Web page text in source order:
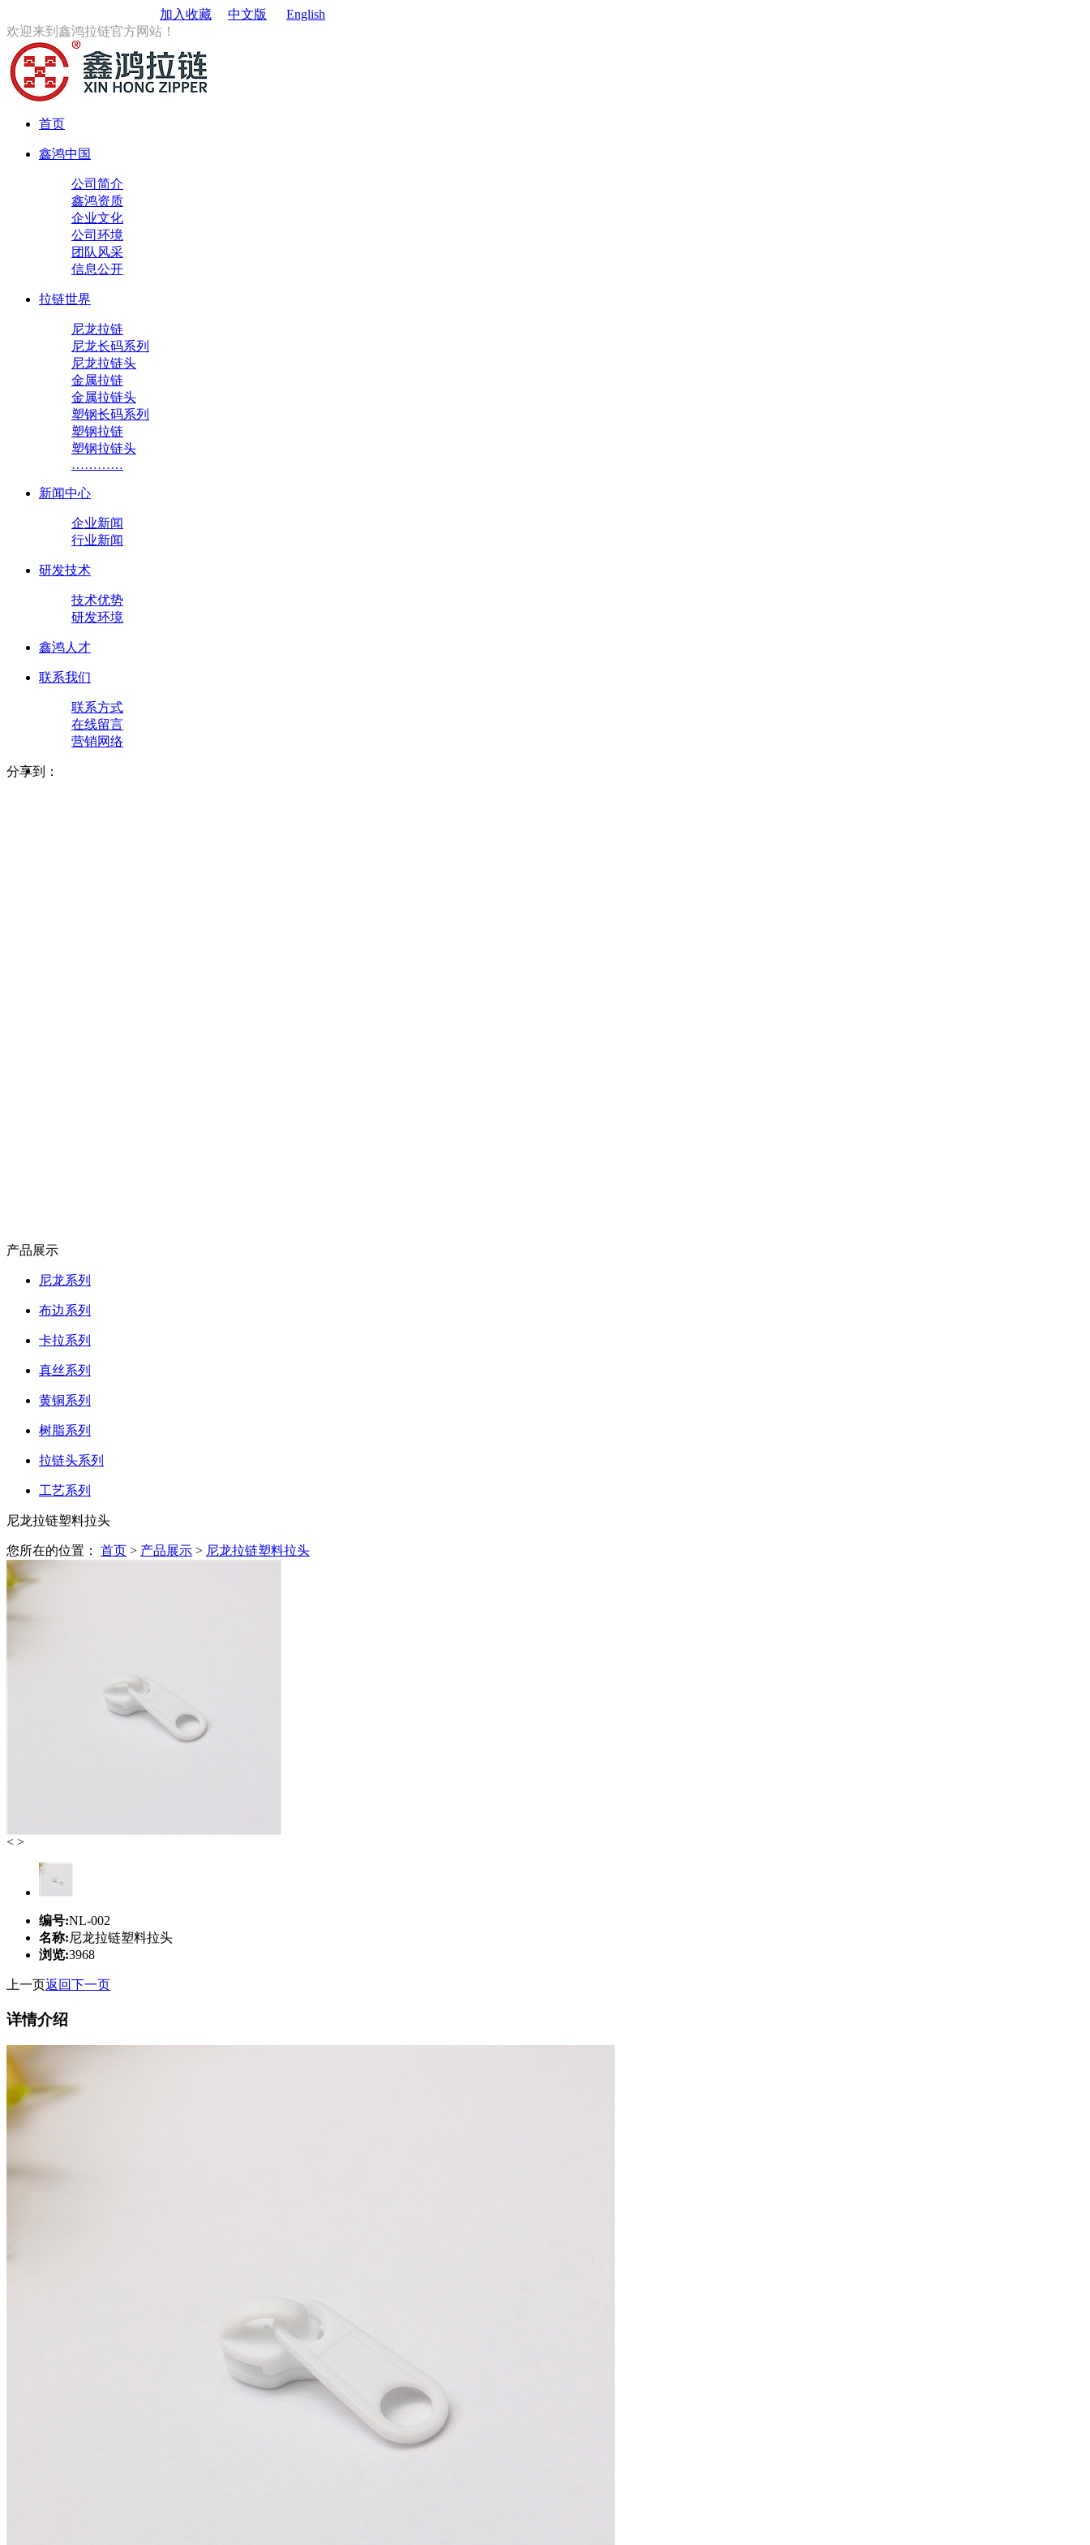
加入收藏 中文版
English
欢迎来到鑫鸿拉链官方网站！
首页
鑫鸿中国
公司简介
鑫鸿资质
企业文化
公司环境
团队风采
信息公开
拉链世界
尼龙拉链
尼龙长码系列
尼龙拉链头
金属拉链
金属拉链头
塑钢长码系列
塑钢拉链
塑钢拉链头
…………
新闻中心
企业新闻
行业新闻
研发技术
技术优势
研发环境
鑫鸿人才
联系我们
联系方式
在线留言
营销网络
分享到：
产品展示
尼龙系列
布边系列
卡拉系列
真丝系列
黄铜系列
树脂系列
拉链头系列
工艺系列
尼龙拉链塑料拉头
您所在的位置： 首页 > 产品展示 > 尼龙拉链塑料拉头
< >
编号:NL-002
名称:尼龙拉链塑料拉头
浏览:3968
上一页返回下一页
详情介绍